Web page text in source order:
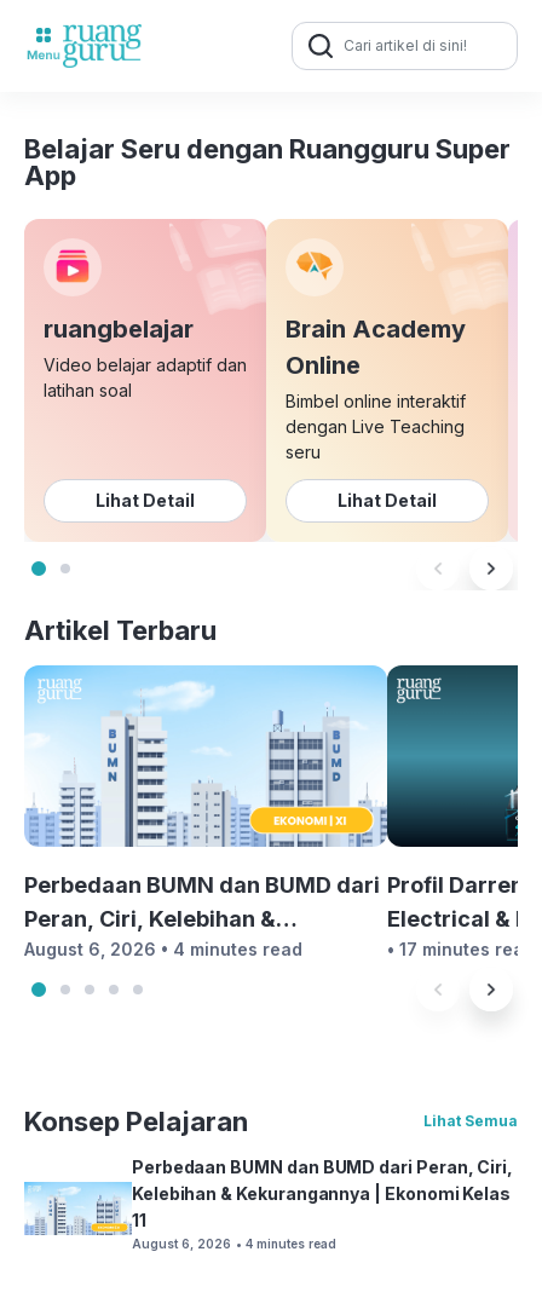
Search
for:
Belajar Seru dengan Ruangguru Super
App
ruangbelajar
Video belajar adaptif dan
latihan soal
Lihat Detail
Brain Academy
Online
Bimbel online interaktif
dengan Live Teaching
seru
Lihat Detail
Artikel Terbaru
Perbedaan BUMN dan BUMD dari
Peran, Ciri, Kelebihan &
Kekurangannya | Ekonomi Kelas
11
August 6, 2026 • 4 minutes read
Profil Darren,
Electrical &
Engineering
Season 3
• 17 minutes read
Konsep Pelajaran Lihat Semua
Perbedaan BUMN dan BUMD dari Peran, Ciri,
Kelebihan & Kekurangannya | Ekonomi Kelas
11
August 6, 2026 • 4 minutes read